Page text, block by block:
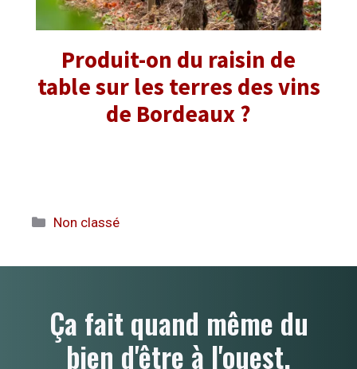
Produit-on du raisin de
table sur les terres des vins
de Bordeaux ?
Catégories
Non classé
Ça fait quand même du
bien d'être à l'ouest.